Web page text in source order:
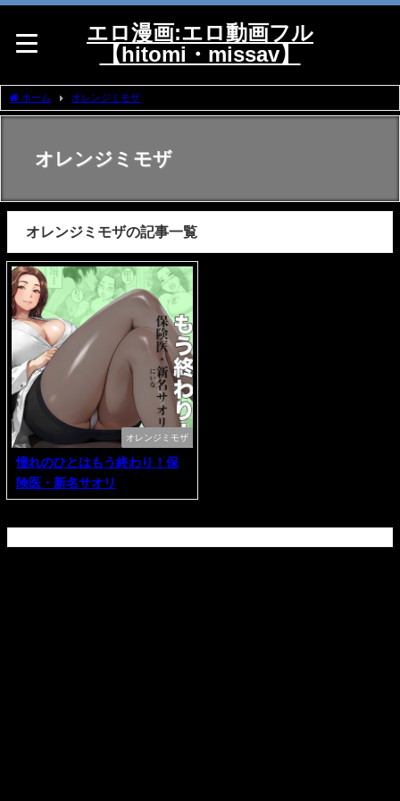
エロ漫画:エロ動画フル
【hitomi・missav】
ホーム オレンジミモザ
オレンジミモザ
オレンジミモザの記事一覧
オレンジミモザ
憧れのひとはもう終わり！保
険医・新名サオリ